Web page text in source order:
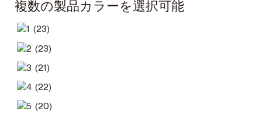
複数の製品カラーを選択可能